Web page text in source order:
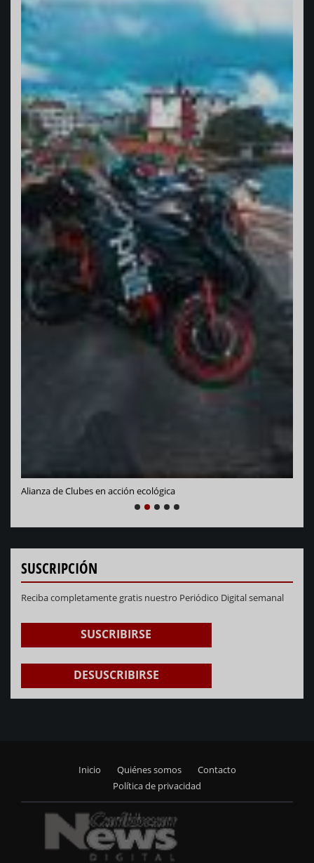
Alianza de Clubes en acción ecológica
PREVIOUS
SUSCRIPCIÓN
Reciba completamente gratis nuestro Periódico Digital semanal
SUSCRIBIRSE
DESUSCRIBIRSE
menu
Inicio Quiénes somos
Contacto
Política de privacidad